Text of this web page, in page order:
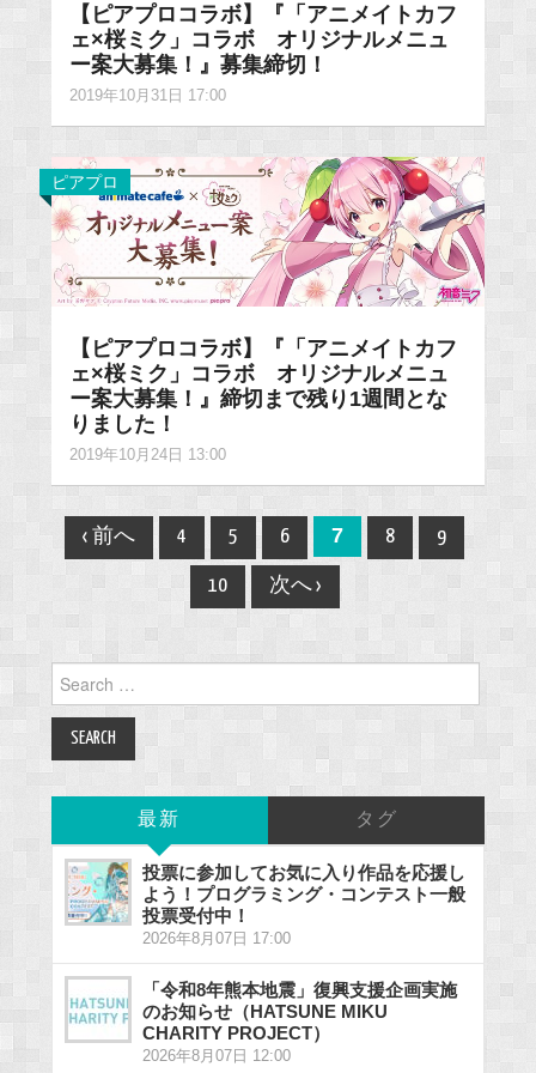
【ピアプロコラボ】『「アニメイトカフ
ェ×桜ミク」コラボ オリジナルメニュ
ー案大募集！』募集締切！
2019年10月31日 17:00
ピアプロ
【ピアプロコラボ】『「アニメイトカフ
ェ×桜ミク」コラボ オリジナルメニュ
ー案大募集！』締切まで残り1週間とな
りました！
2019年10月24日 13:00
Post
navigation
‹ 前へ 4 5 6 7 8 9
10 次へ ›
for:
最新 タグ
投票に参加してお気に入り作品を応援し
よう！プログラミング・コンテスト一般
投票受付中！
2026年8月07日 17:00
「令和8年熊本地震」復興支援企画実施
のお知らせ（HATSUNE MIKU
CHARITY PROJECT）
2026年8月07日 12:00